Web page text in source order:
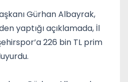
Gürhan Albayrak,
yaptığı açıklamada, İl
226 bin TL prim